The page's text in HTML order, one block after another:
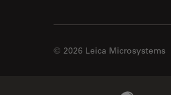
de calidad
© 2026 Leica Microsystems